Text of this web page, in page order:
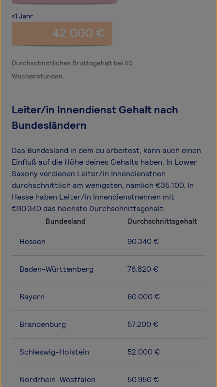
<1 Jahr
42.000 €
Durchschnittliches Bruttogehalt bei 40
Wochenstunden.
Leiter/in Innendienst Gehalt nach
Bundesländern
Das Bundesland in dem du arbeitest, kann auch einen
Einfluß auf die Höhe deines Gehalts haben. In Lower
Saxony verdienen Leiter/in Innendienstnen
durchschnittlich am wenigsten, nämlich €35.100. In
Hesse haben Leiter/in Innendienstnennen mit
€90.340 das höchste Durchschnittsgehalt.
Bundesland Durchschnittsgehalt
Hessen 90.340 €
Baden-Württemberg 76.820 €
Bayern 60.000 €
Brandenburg 57.200 €
Schleswig-Holstein 52.000 €
Nordrhein-Westfalen 50.950 €